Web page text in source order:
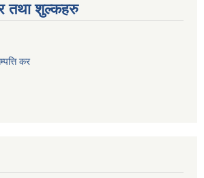
तथा शुल्कहरु
कर